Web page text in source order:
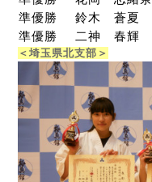
準優勝
鈴木 蒼夏
準優勝
二神 春輝
＜埼玉県北支部＞